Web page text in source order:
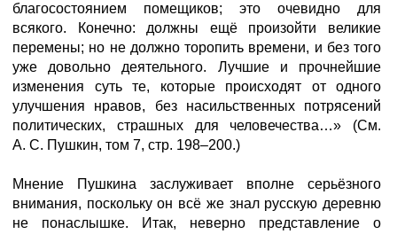
благосостоянием помещиков; это очевидно для
всякого. Конечно: должны ещё произойти великие
перемены; но не должно торопить времени, и без того
уже довольно деятельного. Лучшие и прочнейшие
изменения суть те, которые происходят от одного
улучшения нравов, без насильственных потрясений
политических, страшных для человечества…» (См.
А. С. Пушкин, том 7, стр. 198–200.)
Мнение Пушкина заслуживает вполне серьёзного
внимания, поскольку он всё же знал русскую деревню
не понаслышке. Итак, неверно представление о